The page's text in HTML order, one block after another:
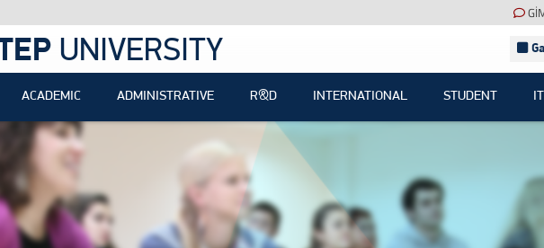
UNIVERSITY
ACADEMIC ADMINISTRATIVE R&D INTERNATIONAL STUDENT